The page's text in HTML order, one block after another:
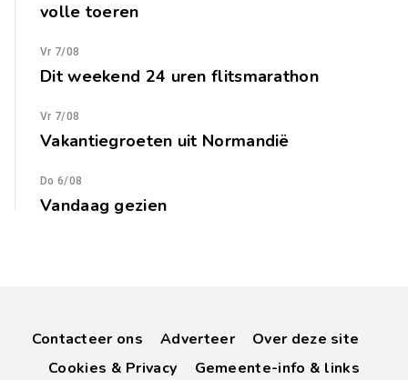
volle toeren
Vr 7/08
Dit weekend 24 uren flitsmarathon
Vr 7/08
Vakantiegroeten uit Normandië
Do 6/08
Vandaag gezien
Contacteer ons Adverteer
Over deze site
Cookies & Privacy
Gemeente-info & links